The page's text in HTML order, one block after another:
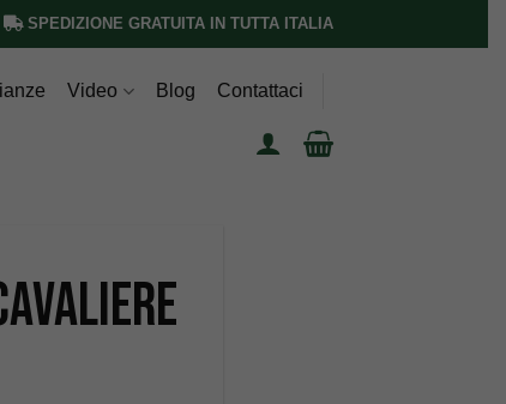
SPEDIZIONE GRATUITA IN TUTTA ITALIA
Video Blog Contattaci